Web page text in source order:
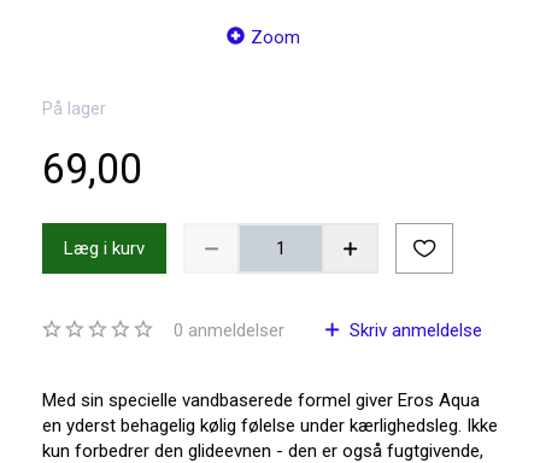
Zoom
På lager
69,00
Læg i kurv
0 anmeldelser Skriv anmeldelse
Med sin specielle vandbaserede formel giver Eros Aqua
en yderst behagelig kølig følelse under kærlighedsleg. Ikke
kun forbedrer den glideevnen - den er også fugtgivende,